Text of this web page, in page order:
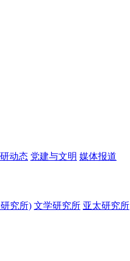
动态 党建与文明 媒体报道
究所) 文学研究所 亚太研究所